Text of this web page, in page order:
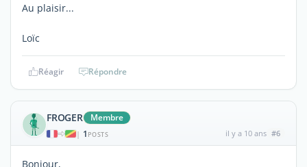
Au plaisir...
Loïc
Réagir Répondre
FROGER Membre
| 1 POSTS il y a 10 ans #6
Bonjour,